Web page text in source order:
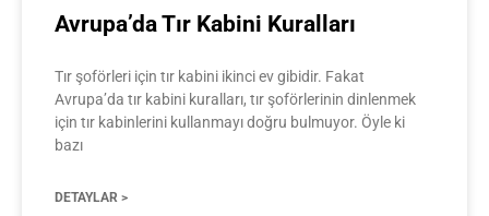
Avrupa’da Tır Kabini Kuralları
Tır şoförleri için tır kabini ikinci ev gibidir. Fakat
Avrupa’da tır kabini kuralları, tır şoförlerinin dinlenmek
için tır kabinlerini kullanmayı doğru bulmuyor. Öyle ki
bazı
DETAYLAR >